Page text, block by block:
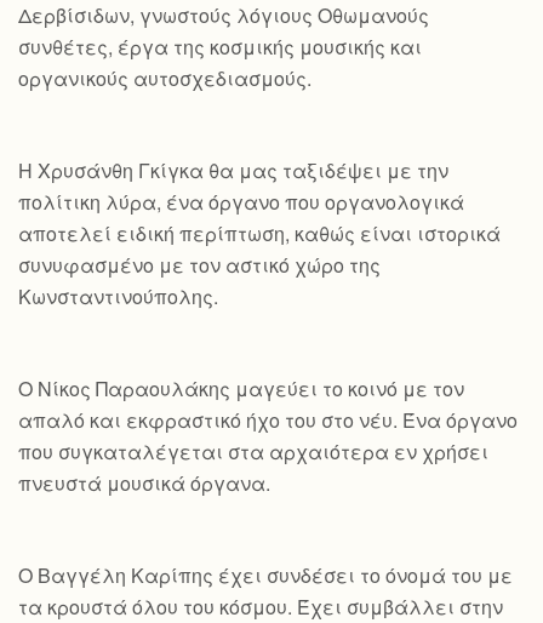
Δερβίσιδων, γνωστούς λόγιους Οθωμανούς
συνθέτες, έργα της κοσμικής μουσικής και
οργανικούς αυτοσχεδιασμούς.
Η Χρυσάνθη Γκίγκα θα μας ταξιδέψει με την
πολίτικη λύρα, ένα όργανο που οργανολογικά
αποτελεί ειδική περίπτωση, καθώς είναι ιστορικά
συνυφασμένο με τον αστικό χώρο της
Κωνσταντινούπολης.
Ο Νίκος Παραουλάκης μαγεύει το κοινό με τον
απαλό και εκφραστικό ήχο του στο νέυ. Ένα όργανο
που συγκαταλέγεται στα αρχαιότερα εν χρήσει
πνευστά μουσικά όργανα.
Ο Βαγγέλη Καρίπης έχει συνδέσει το όνομά του με
τα κρουστά όλου του κόσμου. Έχει συμβάλλει στην